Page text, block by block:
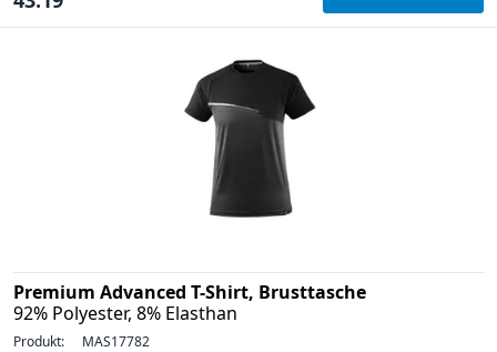
Premium Advanced T-Shirt, Brusttasche
92% Polyester, 8% Elasthan
Produkt: MAS17782